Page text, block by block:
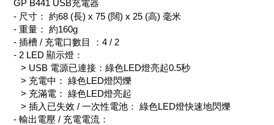
GP B441 USB充電器
- 尺寸： 約68 (長) x 75 (闊) x 25 (高) 毫米
- 重量： 約160g
- 插槽 / 充電口數目 ：4 / 2
- 2 LED 顯示燈：
> USB 電源已連接：綠色LED燈亮起0.5秒
> 充電中： 綠色LED燈閃爍
> 充滿電： 綠色LED燈亮起
> 插入已失效 / 一次性電池： 綠色LED燈快速地閃爍
- 輸出電壓 / 充電電流：